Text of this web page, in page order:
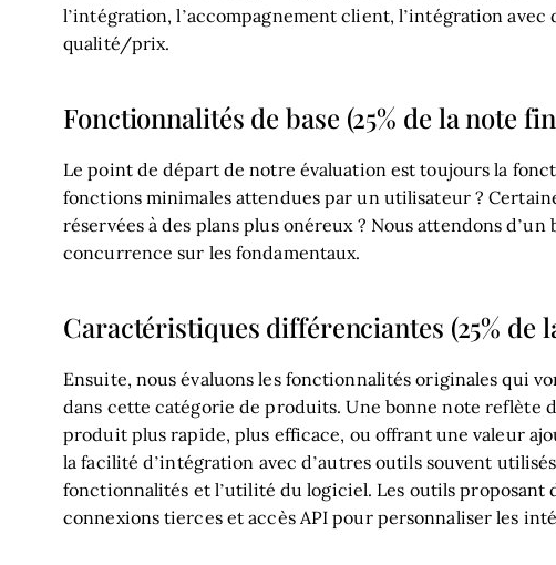
l’intégration, l’accompagnement client, l’intégration
qualité/prix.
Fonctionnalités de base (25% de la note
Le point de départ de notre évaluation est toujours la
fonctions minimales attendues par un utilisateur ?
réservées à des plans plus onéreux ? Nous attendons
concurrence sur les fondamentaux.
Caractéristiques différenciantes (25% de
Ensuite, nous évaluons les fonctionnalités originales qui
dans cette catégorie de produits. Une bonne note reflète
produit plus rapide, plus efficace, ou offrant une valeur
la facilité d’intégration avec d’autres outils souvent
fonctionnalités et l’utilité du logiciel. Les outils proposant
connexions tierces et accès API pour personnaliser les